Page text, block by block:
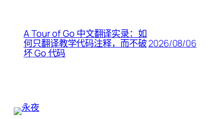
A Tour of Go 中文翻译实录：如
何只翻译教学代码注释，而不破
坏 Go 代码
2026/08/06